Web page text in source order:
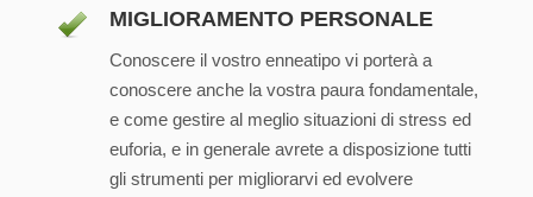
MIGLIORAMENTO PERSONALE
Conoscere il vostro enneatipo vi porterà a
conoscere anche la vostra paura fondamentale,
e come gestire al meglio situazioni di stress ed
euforia, e in generale avrete a disposizione tutti
gli strumenti per migliorarvi ed evolvere